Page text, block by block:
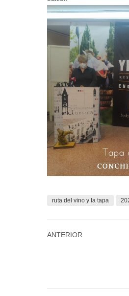
ruta del vino y la tapa
ANTERIOR